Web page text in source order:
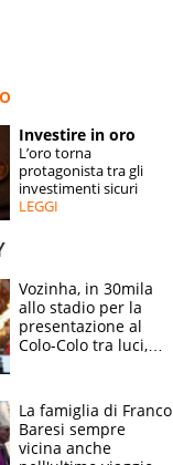
Investire in oro
L’oro torna
protagonista tra gli
investimenti sicuri
LEGGI
Vozinha, in 30mila
allo stadio per la
presentazione al
Colo-Colo tra luci,
La famiglia di Franco
Baresi sempre
vicina anche